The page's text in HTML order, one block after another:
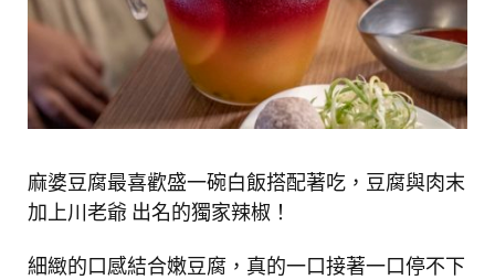
麻婆豆腐最喜歡盛一碗白飯搭配著吃，豆腐與肉末
加上川老爺 出名的獨家辣椒！
細緻的口感結合嫩豆腐，真的一口接著一口停不下